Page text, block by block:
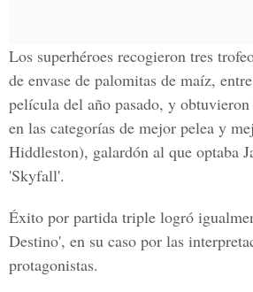
Los superhéroes recogieron tres
de envase de palomitas de maíz,
película del año pasado, y
en las categorías de mejor pelea y
Hiddleston), galardón al que optaba
'Skyfall'.
Éxito por partida triple logró
Destino', en su caso por las
protagonistas.